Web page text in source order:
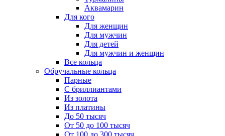
Аквамарин
Для кого
Для женщин
Для мужчин
Для детей
Для мужчин и женщин
Все кольца
Обручальные кольца
Парные
С бриллиантами
Из золота
Из платины
До 50 тысяч
От 50 до 100 тысяч
От 100 до 300 тысяч